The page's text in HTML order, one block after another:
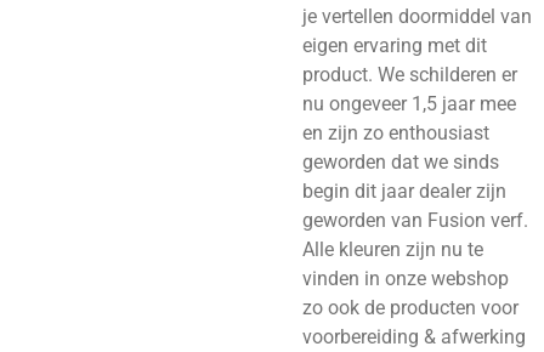
je vertellen doormiddel van
eigen ervaring met dit
product. We schilderen er
nu ongeveer 1,5 jaar mee
en zijn zo enthousiast
geworden dat we sinds
begin dit jaar dealer zijn
geworden van Fusion verf.
Alle kleuren zijn nu te
vinden in onze webshop
zo ook de producten voor
voorbereiding & afwerking